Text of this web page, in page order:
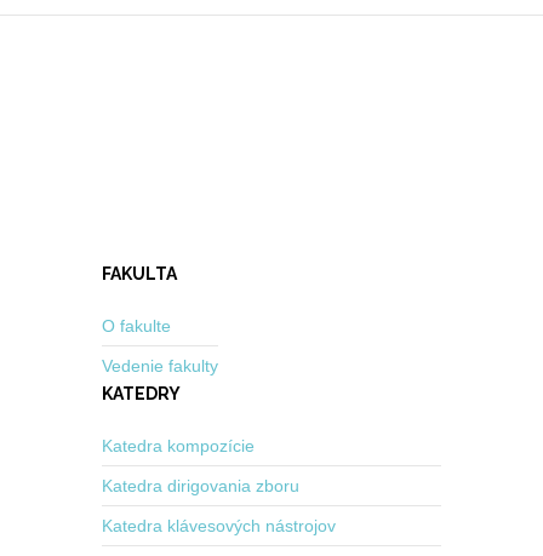
FAKULTA
O fakulte
Vedenie fakulty
KATEDRY
Katedra kompozície
Katedra dirigovania zboru
Katedra klávesových nástrojov